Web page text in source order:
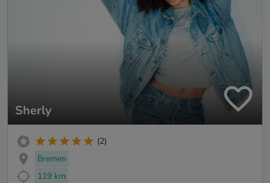
Sherly
(2)
Bremen
119 km